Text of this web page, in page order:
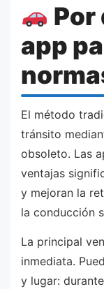
Por
app
El método
tránsito
obsoleto. Las
ventajas
y mejoran la
la conducción
La principal
inmediata.
y lugar: